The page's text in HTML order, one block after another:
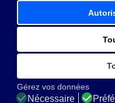
Gérez vos données
Nécessaire